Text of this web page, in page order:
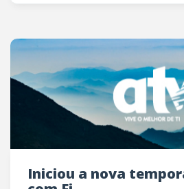
Iniciou a nova temporada do Café